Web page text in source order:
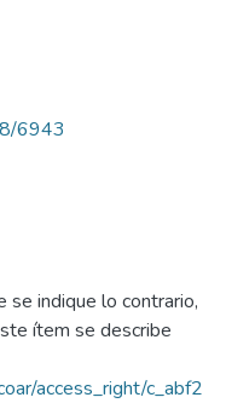
6943
se indique lo contrario,
ítem se describe
access_right/c_abf2